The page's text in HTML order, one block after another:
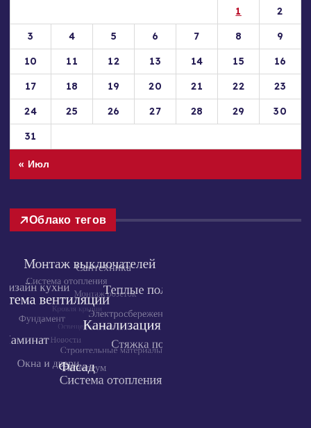
1
2
3
4 5 6 7 8
9
10
11 12 13 14 15
16
17
18 19 20 21 22
23
24
25 26 27 28 29
30
31
« Июл
Облако тегов